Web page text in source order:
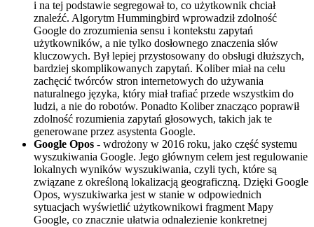
i na tej podstawie segregował to, co użytkownik chciał
znaleźć. Algorytm Hummingbird wprowadził zdolność
Google do zrozumienia sensu i kontekstu zapytań
użytkowników, a nie tylko dosłownego znaczenia słów
kluczowych. Był lepiej przystosowany do obsługi dłuższych,
bardziej skomplikowanych zapytań. Koliber miał na celu
zachęcić twórców stron internetowych do używania
naturalnego języka, który miał trafiać przede wszystkim do
ludzi, a nie do robotów. Ponadto Koliber znacząco poprawił
zdolność rozumienia zapytań głosowych, takich jak te
generowane przez asystenta Google.
Google Opos - wdrożony w 2016 roku, jako część systemu
wyszukiwania Google. Jego głównym celem jest regulowanie
lokalnych wyników wyszukiwania, czyli tych, które są
związane z określoną lokalizacją geograficzną. Dzięki Google
Opos, wyszukiwarka jest w stanie w odpowiednich
sytuacjach wyświetlić użytkownikowi fragment Mapy
Google, co znacznie ułatwia odnalezienie konkretnej